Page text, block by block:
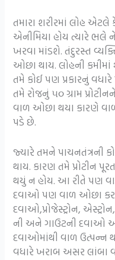
તમારા શરીરમાં લોહ
એનીમિયા હોય ત્યારે ભલે
ખરવા માંડશે. તંદુરસ્ત
ઓછા થાય. લોહની
તમે કોઈ પણ પ્રકારનું
તમે રોજનું ૫૦ ગ્રામ
વાળ ઓછા થયા કારણે
પડે છે.
જ્યારે તમને પાચનતંત્રની
થાય. કારણ તમે પ્રોટીન
થયું ન હોય. આ રીતે પણ
દવાઓ પણ વાળ ઓછા
દવાઓ,પ્રોજેસ્ટ્રોન,
ની અને ગાઉટની દવાઓ
દવાઓમાંથી વાળ ઉત્પન્ન
વધારે ખરાબ અસર લાંબા